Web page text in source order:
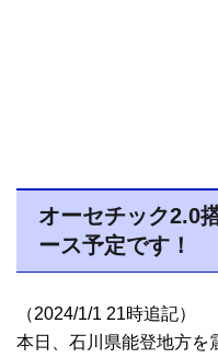
オーセチック2.0
ース予定です！
（2024/1/1 21時追記）
本日、石川県能登地方を